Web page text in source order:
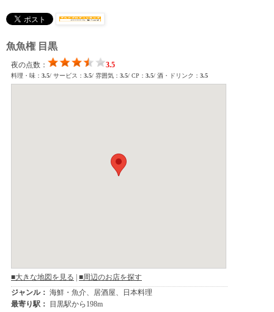
魚魚権 目黒